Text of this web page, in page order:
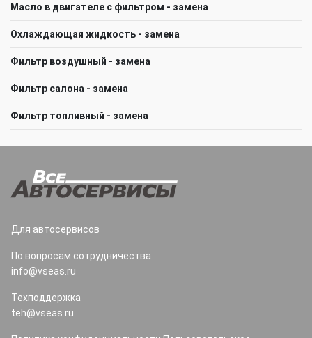
Масло в двигателе с фильтром - замена
Охлаждающая жидкость - замена
Фильтр воздушный - замена
Фильтр салона - замена
Фильтр топливный - замена
Для автосервисов
По вопросам сотрудничества
info@vseas.ru
Техподдержка
teh@vseas.ru